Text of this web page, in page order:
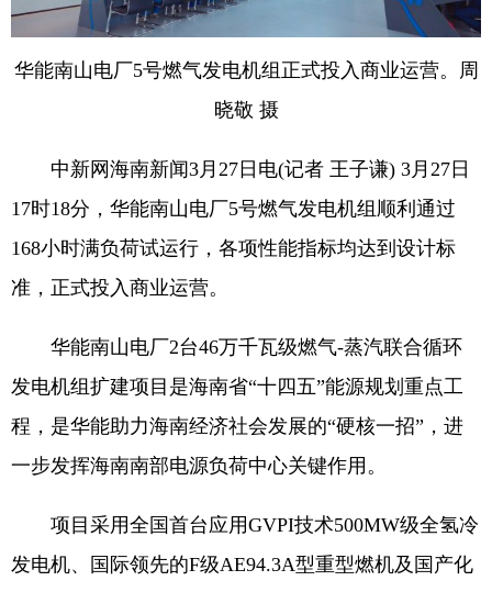
华能南山电厂5号燃气发电机组正式投入商业运营。周
晓敬 摄
中新网海南新闻3月27日电(记者 王子谦) 3月27日
17时18分，华能南山电厂5号燃气发电机组顺利通过
168小时满负荷试运行，各项性能指标均达到设计标
准，正式投入商业运营。
华能南山电厂2台46万千瓦级燃气-蒸汽联合循环
发电机组扩建项目是海南省“十四五”能源规划重点工
程，是华能助力海南经济社会发展的“硬核一招”，进
一步发挥海南南部电源负荷中心关键作用。
项目采用全国首台应用GVPI技术500MW级全氢冷
发电机、国际领先的F级AE94.3A型重型燃机及国产化